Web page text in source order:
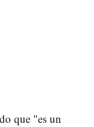
que "es un